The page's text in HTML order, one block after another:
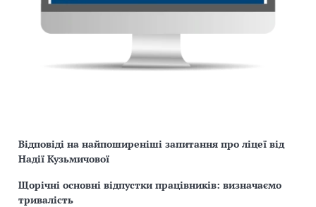
Відповіді на найпоширеніші запитання про ліцеї від
Надії Кузьмичової
Щорічні основні відпустки працівників: визначаємо
тривалість